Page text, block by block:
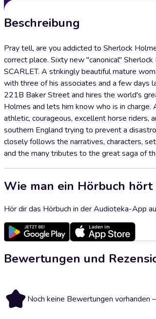
Beschreibung
Pray tell, are you addicted to Sherlock
correct place. Sixty new "canonical"
SCARLET. A strikingly beautiful mature
with three of his associates and a few days
221B Baker Street and hires the world's
Holmes and lets him know who is in
athletic, courageous, excellent horse riders,
southern England trying to prevent a
closely follows the narratives, characters,
and the many tributes to the great saga of
Wie man ein Hörbuch hört
Hör dir das Hörbuch in der Audioteka-App
Bewertungen und
Noch keine Bewertungen vorhanden